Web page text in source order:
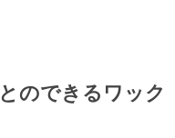
のできるワック